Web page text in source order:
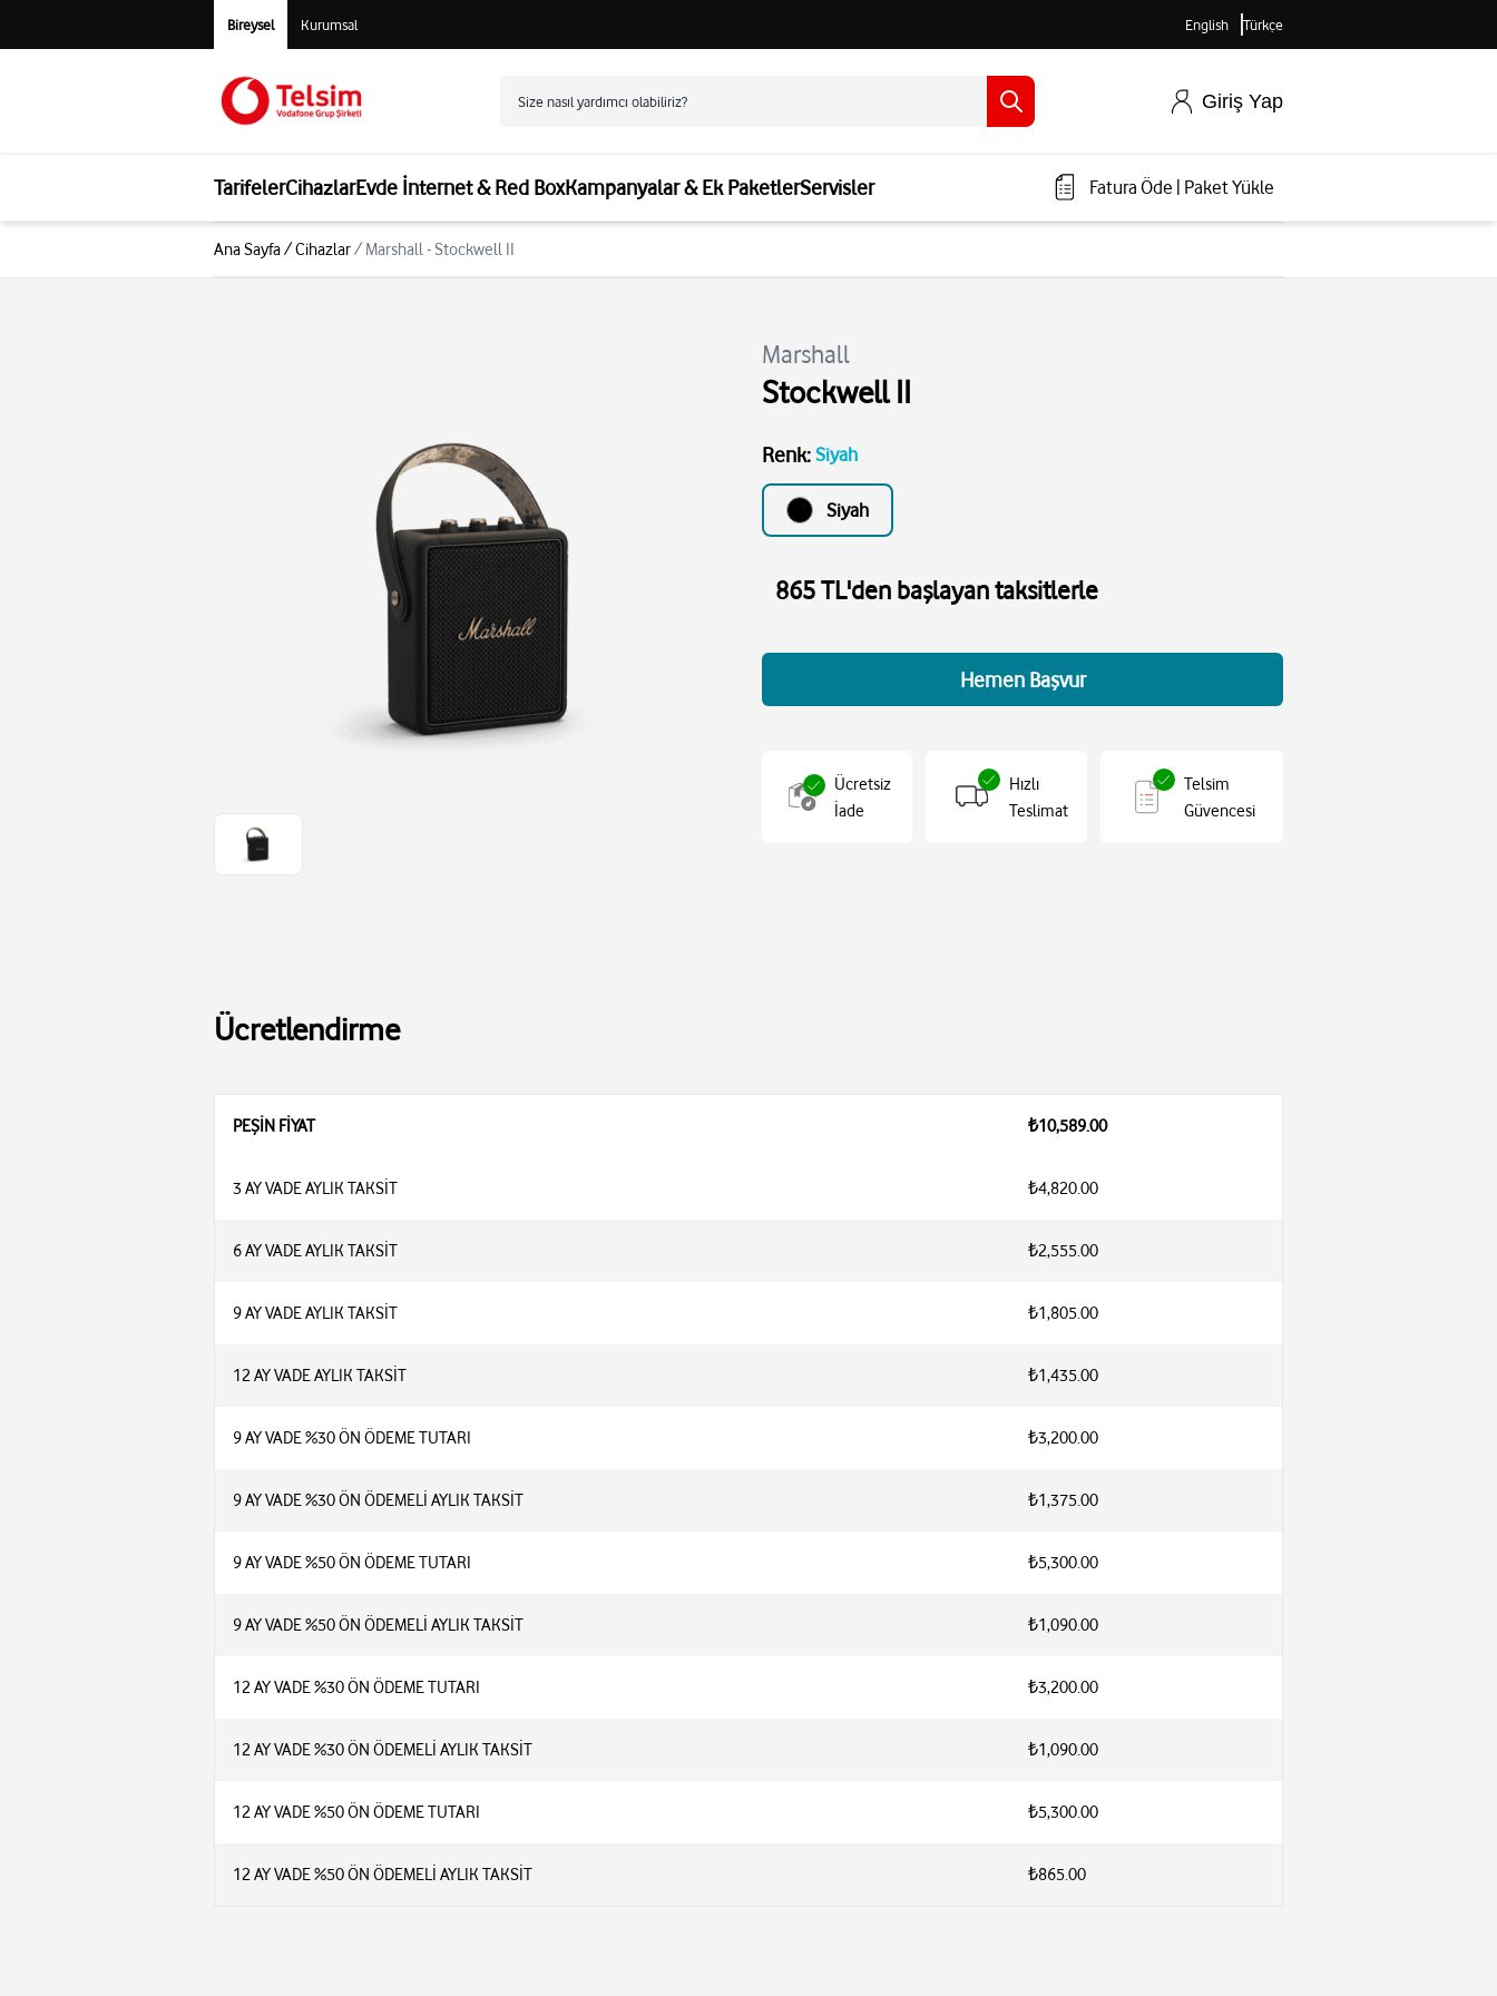
Bireysel Kurumsal English Türkçe
Giriş Yap
TarifelerCihazlarEvde İnternet & Red BoxKampanyalar & Ek PaketlerServisler Fatura Öde Paket Yükle
Ana Sayfa/Cihazlar/ Marshall - Stockwell II
Marshall
Stockwell II
Renk: Siyah
Siyah
865 TL'den başlayan taksitlerle
Hemen Başvur
Ücretsiz
İade
Hızlı
Teslimat
Telsim
Güvencesi
Ücretlendirme
PEŞİN FİYAT ₺10,589.00
3 AY VADE AYLIK TAKSİT ₺4,820.00
6 AY VADE AYLIK TAKSİT ₺2,555.00
9 AY VADE AYLIK TAKSİT ₺1,805.00
12 AY VADE AYLIK TAKSİT ₺1,435.00
9 AY VADE %30 ÖN ÖDEME TUTARI ₺3,200.00
9 AY VADE %30 ÖN ÖDEMELİ AYLIK TAKSİT ₺1,375.00
9 AY VADE %50 ÖN ÖDEME TUTARI ₺5,300.00
9 AY VADE %50 ÖN ÖDEMELİ AYLIK TAKSİT ₺1,090.00
12 AY VADE %30 ÖN ÖDEME TUTARI ₺3,200.00
12 AY VADE %30 ÖN ÖDEMELİ AYLIK TAKSİT ₺1,090.00
12 AY VADE %50 ÖN ÖDEME TUTARI ₺5,300.00
12 AY VADE %50 ÖN ÖDEMELİ AYLIK TAKSİT ₺865.00